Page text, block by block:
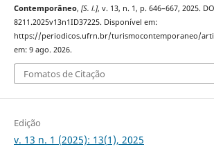
Contemporâneo, [S. l.], v. 13, n. 1, p. 646–667, 2025.
8211.2025v13n1ID37225. Disponível em:
https://periodicos.ufrn.br/turismocontemporaneo/
em: 9 ago. 2026.
Fomatos de Citação
Edição
v. 13 n. 1 (2025): 13(1), 2025